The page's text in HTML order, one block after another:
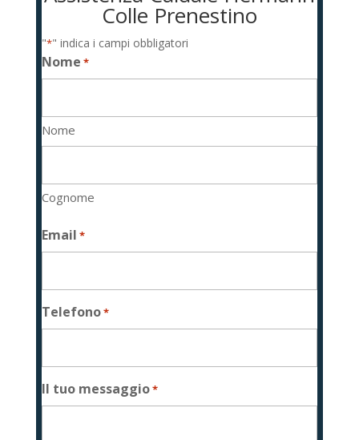
Colle Prenestino
"*" indica i campi obbligatori
Nome *
Nome
Cognome
Email *
Telefono*
Il tuo messaggio*